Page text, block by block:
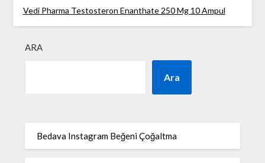
Vedi Pharma Testosteron Enanthate 250 Mg 10 Ampul
ARA
Ara
Bedava Instagram Beğeni Çoğaltma